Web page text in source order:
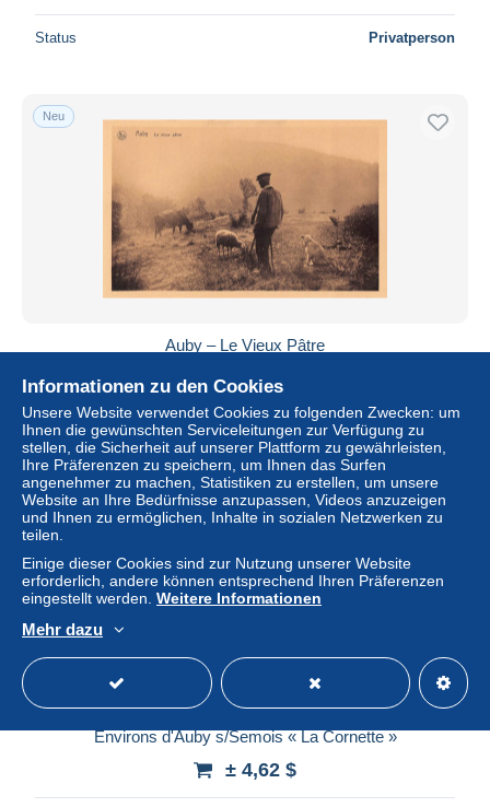
Status Privatperson
Neu
Auby – Le Vieux Pâtre
± 4,62 $
Status Privatperson
Neu
Environs d'Auby s/Semois « La Cornette »
± 4,62 $
Informationen zu den Cookies
Unsere Website verwendet Cookies zu folgenden Zwecken: um
Ihnen die gewünschten Serviceleitungen zur Verfügung zu
stellen, die Sicherheit auf unserer Plattform zu gewährleisten,
Ihre Präferenzen zu speichern, um Ihnen das Surfen
angenehmer zu machen, Statistiken zu erstellen, um unsere
Website an Ihre Bedürfnisse anzupassen, Videos anzuzeigen
und Ihnen zu ermöglichen, Inhalte in sozialen Netzwerken zu
teilen.
Einige dieser Cookies sind zur Nutzung unserer Website
erforderlich, andere können entsprechend Ihren Präferenzen
eingestellt werden. Weitere Informationen
Mehr dazu